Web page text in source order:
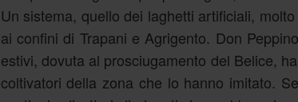
Un sistema, quello dei laghetti artificiali,
ai confini di Trapani e Agrigento. Don
estivi, dovuta al prosciugamento del Belice,
coltivatori della zona che lo hanno imitato.